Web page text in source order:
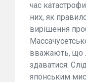
час
них, як
вирішення
вважають, що
здаватися.
японським